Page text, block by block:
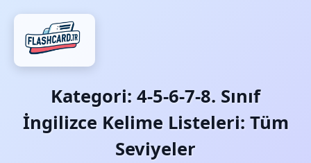
Kategori: 4-5-6-7-8. Sınıf
İngilizce Kelime Listeleri: Tüm
Seviyeler